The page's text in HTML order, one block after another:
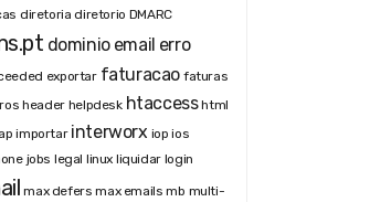
diretoria diretorio DMARC
dominio email erro
exportar faturacao faturas
header helpdesk htaccess html
importar interworx iop ios
jobs legal linux liquidar login
max defers max emails mb multi-